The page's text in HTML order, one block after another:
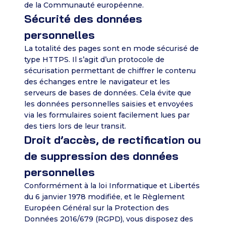
de la Communauté européenne.
Sécurité des données
personnelles
La totalité des pages sont en mode sécurisé de
type HTTPS. Il s’agit d’un protocole de
sécurisation permettant de chiffrer le contenu
des échanges entre le navigateur et les
serveurs de bases de données. Cela évite que
les données personnelles saisies et envoyées
via les formulaires soient facilement lues par
des tiers lors de leur transit.
Droit d’accès, de rectification ou
de suppression des données
personnelles
Conformément à la loi Informatique et Libertés
du 6 janvier 1978 modifiée, et le Règlement
Européen Général sur la Protection des
Données 2016/679 (RGPD), vous disposez des